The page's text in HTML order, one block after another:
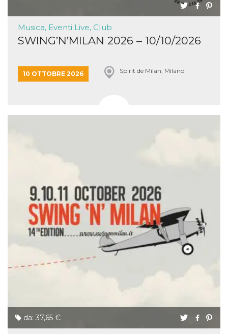
Musica, Eventi Live, Club
SWING’N’MILAN 2026 – 10/10/2026
10 OTTOBRE 2026 Spirit de Milan, Milano
da: 37,65 €